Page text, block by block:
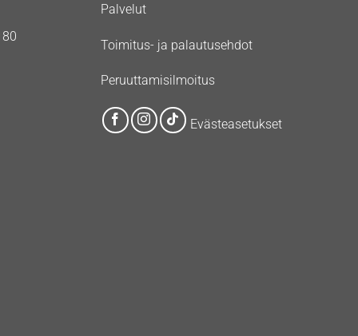
Palvelut
Toimitus- ja palautusehdot
Peruuttamisilmoitus
Evästeasetukset